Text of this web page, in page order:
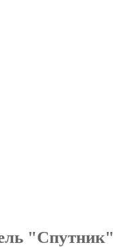
"Спутник"